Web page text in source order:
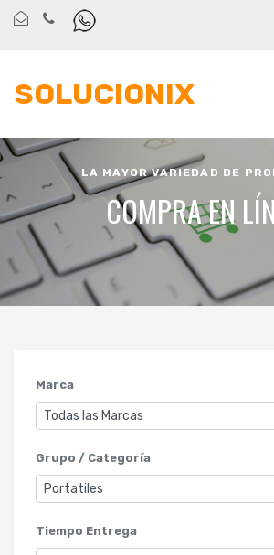
SOLUCIONIX
LA MAYOR VARIEDAD DE
COMPRA EN
Marca
Grupo / Categoría
Tiempo Entrega